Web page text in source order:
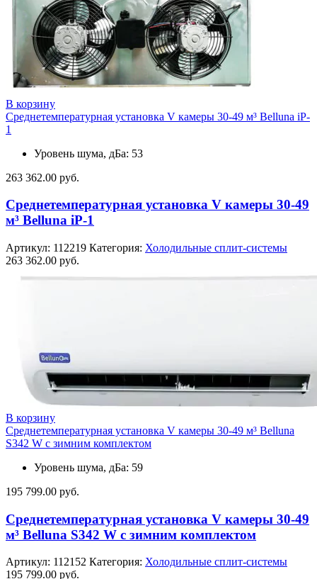
В корзину
Среднетемпературная установка V камеры 30-49 м³ Belluna iP-
1
Уровень шума, дБа: 53
263 362.00 руб.
Среднетемпературная установка V камеры 30-49
м³ Belluna iP-1
Артикул: 112219 Категория: Холодильные сплит-системы
263 362.00 руб.
В корзину
Среднетемпературная установка V камеры 30-49 м³ Belluna
S342 W с зимним комплектом
Уровень шума, дБа: 59
195 799.00 руб.
Среднетемпературная установка V камеры 30-49
м³ Belluna S342 W с зимним комплектом
Артикул: 112152 Категория: Холодильные сплит-системы
195 799.00 руб.